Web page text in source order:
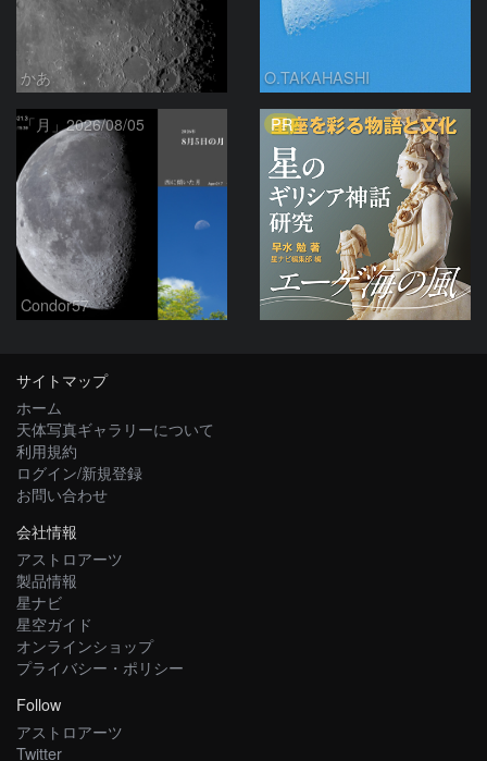
かあ O.TAKAHASHI
「月」2026/08/05
Condor57
PR
サイトマップ
ホーム
天体写真ギャラリーについて
利用規約
ログイン/新規登録
お問い合わせ
会社情報
アストロアーツ
製品情報
星ナビ
星空ガイド
オンラインショップ
プライバシー・ポリシー
Follow
アストロアーツ
Twitter